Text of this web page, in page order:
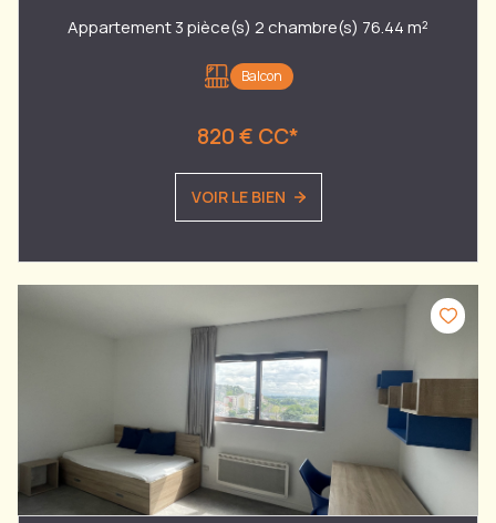
Appartement 3 pièce(s) 2 chambre(s) 76.44 m²
Balcon
820 € CC*
VOIR LE BIEN